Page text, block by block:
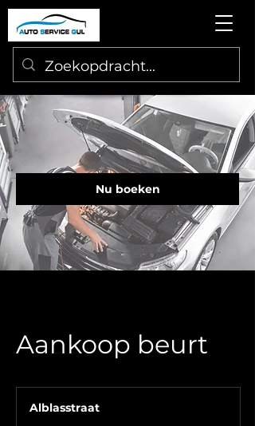
Nu boeken
Aankoop beurt
Alblasstraat